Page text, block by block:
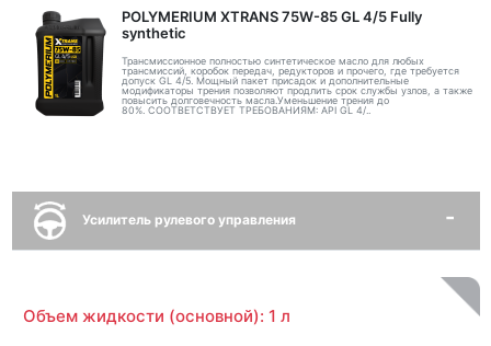
POLYMERIUM XTRANS 75W-85 GL 4/5 Fully
synthetic
Трансмиссионное полностью синтетическое масло для любых
трансмиссий, коробок передач, редукторов и прочего, где требуется
допуск GL 4/5. Мощный пакет присадок и дополнительные
модификаторы трения позволяют продлить срок службы узлов, а также
повысить долговечность масла.Уменьшение трения до
80%. СООТВЕТСТВУЕТ ТРЕБОВАНИЯМ: API GL 4/..
Усилитель рулевого управления
Объем жидкости (основной): 1 л